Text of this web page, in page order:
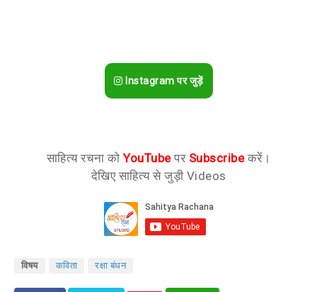
Instagram पर जुड़ें
साहित्य रचना कोYouTubeपर Subscribeकरें।
देखिए साहित्य से जुड़ी Videos
विषय कविता रक्षा बंधन